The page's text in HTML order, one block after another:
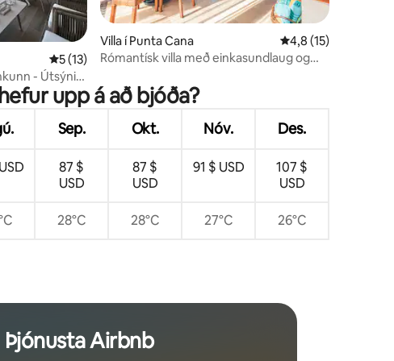
5 af 5 í meðaleinkunn, 13 umsagnir
5 (13)
- Útsýni
Villa í Punta Cana 4,8 af 5 í
4,8 (15)
Rómantísk villa með einkasundlaug og
upp á að bjóða?
Sep. Okt. Nóv. Des.
87 $
USD
87 $
USD
91 $ USD
107 $
USD
28°C 28°C 27°C 26°C
Þjónusta Airbnb